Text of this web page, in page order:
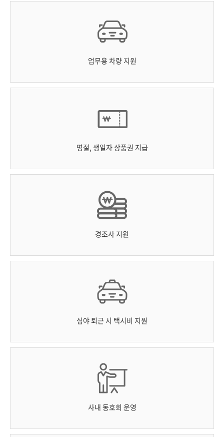
업무용 차량 지원
명절, 생일자 상품권 지급
경조사 지원
심야 퇴근 시 택시비 지원
사내 동호회 운영